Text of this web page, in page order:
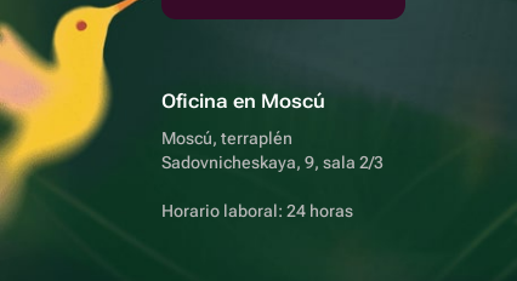
Oficina en Moscú
Moscú, terraplén
Sadovnicheskaya, 9, sala 2/3
Horario laboral: 24 horas